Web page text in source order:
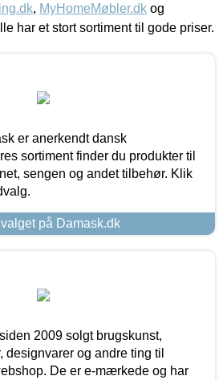
, MyHomeMøbler.dk og
har et stort sortiment til gode priser.
er anerkendt dansk
sortiment finder du produkter til
sengen og andet tilbehør. Klik
på Damask.dk
2009 solgt brugskunst,
designvarer og andre ting til
De er e-mærkede og har